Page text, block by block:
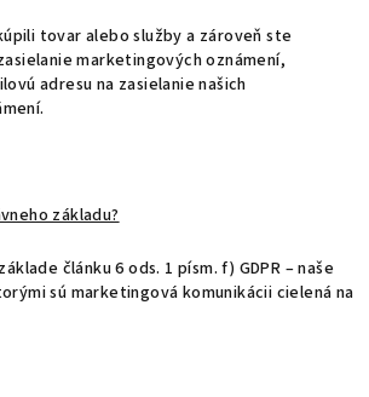
tovar alebo služby a zároveň ste
marketingových oznámení,
adresu na zasielanie našich
základu?
článku 6 ods. 1 písm. f) GDPR – naše
sú marketingová komunikácii cielená na